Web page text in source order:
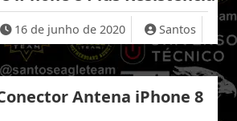
16 de junho de 2020 Santos
Antena iPhone 8